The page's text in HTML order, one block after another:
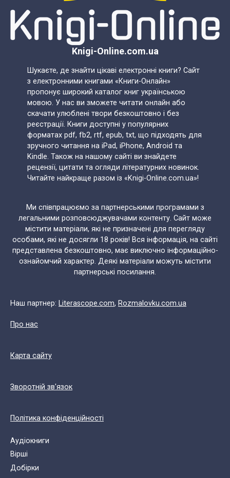
Knigi-Online.com.ua
Шукаєте, де знайти цікаві електронні книги? Сайт
з електронними книгами «Книги-Онлайн»
пропонує широкий каталог книг українською
мовою. У нас ви зможете читати онлайн або
скачати улюблені твори безкоштовно і без
реєстрації. Книги доступні у популярних
форматах pdf, fb2, rtf, epub, txt, що підходять для
зручного читання на iPad, iPhone, Android та
Kindle. Також на нашому сайті ви знайдете
рецензії, цитати та огляди літературних новинок.
Читайте найкраще разом із «Knigi-Online.com.ua»!
Ми співпрацюємо за партнерськими програмами з
легальними розповсюджувачами контенту. Сайт може
містити матеріали, які не призначені для перегляду
особами, які не досягли 18 років! Вся інформація, на сайті
представлена безкоштовно, має виключно інформаційно-
ознайомчий характер. Деякі матеріали можуть містити
партнерські посилання.
Наш партнер: Literascope.com, Rozmalovku.com.ua
Про нас
Карта сайту
Зворотній зв'язок
Політика конфіденційності
Аудіокниги
Вірші
Добірки